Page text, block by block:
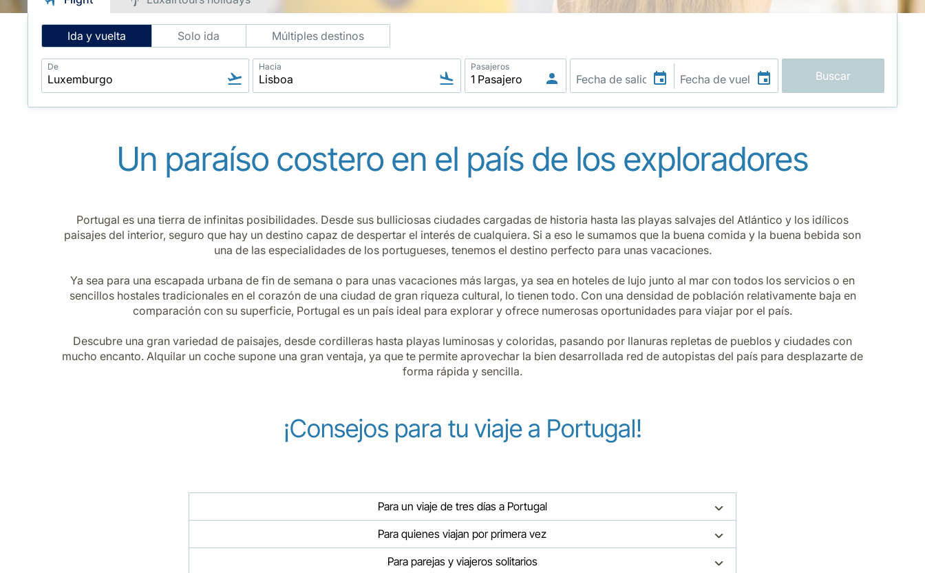
Intelligent
Flight
Search
Ida y vuelta Solo ida Múltiples destinos
De Hacia Pasajeros
Buscar
Un paraíso costero en el país de los exploradores
Portugal es una tierra de infinitas posibilidades. Desde sus bulliciosas ciudades cargadas de historia hasta las playas salvajes del Atlántico y los idílicos
paisajes del interior, seguro que hay un destino capaz de despertar el interés de cualquiera. Si a eso le sumamos que la buena comida y la buena bebida son
una de las especialidades de los portugueses, tenemos el destino perfecto para unas vacaciones.
Ya sea para una escapada urbana de fin de semana o para unas vacaciones más largas, ya sea en hoteles de lujo junto al mar con todos los servicios o en
sencillos hostales tradicionales en el corazón de una ciudad de gran riqueza cultural, lo tienen todo. Con una densidad de población relativamente baja en
comparación con su superficie, Portugal es un país ideal para explorar y ofrece numerosas oportunidades para viajar por el país.
Descubre una gran variedad de paisajes, desde cordilleras hasta playas luminosas y coloridas, pasando por llanuras repletas de pueblos y ciudades con
mucho encanto. Alquilar un coche supone una gran ventaja, ya que te permite aprovechar la bien desarrollada red de autopistas del país para desplazarte de
forma rápida y sencilla.
¡Consejos para tu viaje a Portugal!
Para un viaje de tres días a Portugal
Para quienes viajan por primera vez
Para parejas y viajeros solitarios